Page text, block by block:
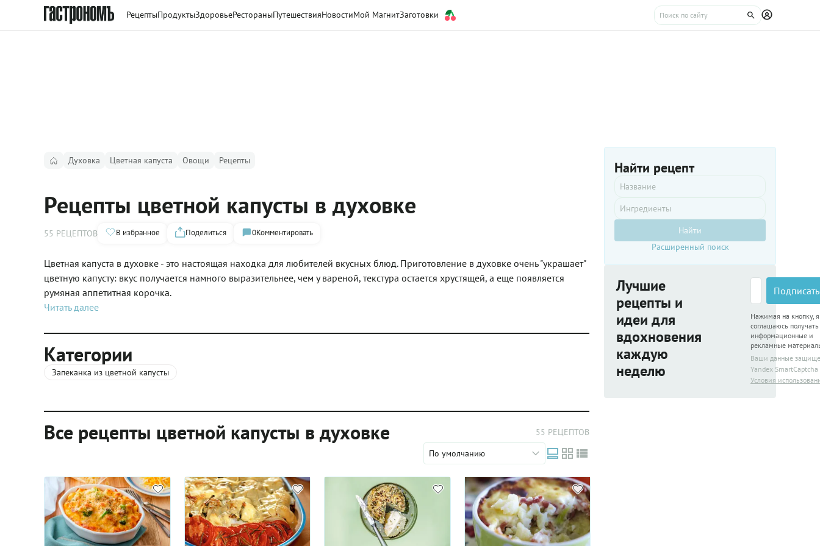
РецептыПродуктыЗдоровьеРестораныПутешествияНовостиМой МагнитЗаготовки
Духовка Цветная капуста Овощи Рецепты
Рецепты цветной капусты в духовке
55 РЕЦЕПТОВ В избранное Поделиться 0Комментировать
Цветная капуста в духовке - это настоящая находка для любителей вкусных блюд. Приготовление в духовке очень "украшает"
цветную капусту: вкус получается намного выразительнее, чем у вареной, текстура остается хрустящей, а еще появляется
румяная аппетитная корочка.
Читать далее
Категории
Запеканка из цветной капусты
Все рецепты цветной капусты в духовке
55 РЕЦЕПТОВ
По умолчанию
Найти рецепт
Найти
Расширенный поиск
Лучшие
рецепты и
идеи для
вдохновения
каждую
неделю
Нажимая на кнопку, я
соглашаюсь получать
информационные и
рекламные
Ваши данные
Yandex SmartCaptcha
Условия